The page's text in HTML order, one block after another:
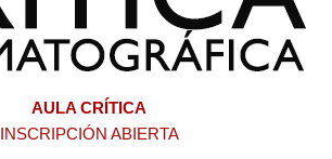
AULA CRÍTICA
INSCRIPCIÓN ABIERTA